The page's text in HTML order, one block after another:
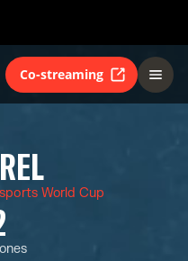
Co-streaming
World Cup